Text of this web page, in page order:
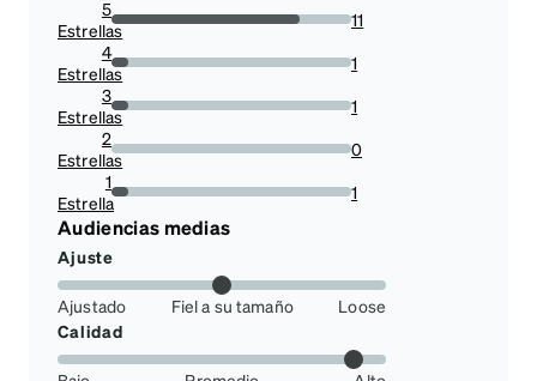
5
Estrellas78.57142857142857%
11
4
Estrellas7.142857142857142%
1
3
Estrellas7.142857142857142%
1
2
Estrellas
0%
0
1
Estrella7.142857142857142%
1
Audiencias medias
Ajuste
Ajustado Fiel a su tamaño
Loose
Calidad